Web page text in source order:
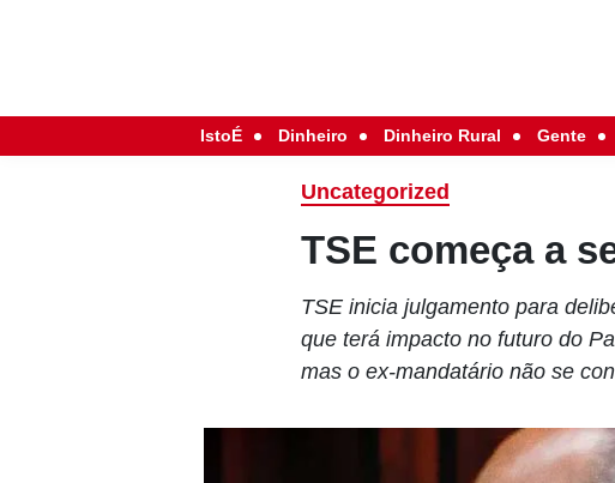
IstoÉ Dinheiro Dinheiro Rural Gente
Uncategorized
TSE começa a
TSE inicia julgamento para
que terá impacto no futuro do
mas o ex-mandatário não se